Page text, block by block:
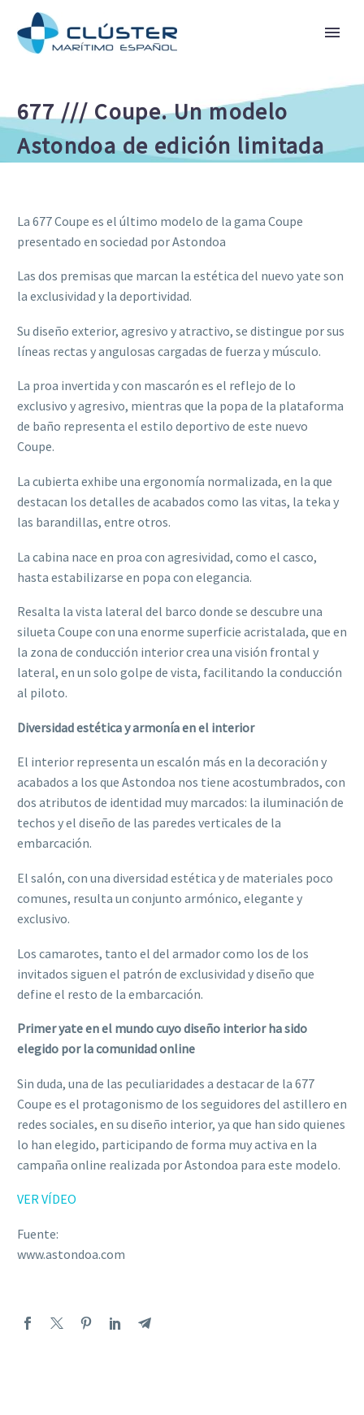
677 /// Coupe. Un modelo
Astondoa de edición limitada
La 677 Coupe es el último modelo de la gama Coupe
presentado en sociedad por Astondoa
Las dos premisas que marcan la estética del nuevo yate son
la exclusividad y la deportividad.
Su diseño exterior, agresivo y atractivo, se distingue por sus
líneas rectas y angulosas cargadas de fuerza y músculo.
La proa invertida y con mascarón es el reflejo de lo
exclusivo y agresivo, mientras que la popa de la plataforma
de baño representa el estilo deportivo de este nuevo
Coupe.
La cubierta exhibe una ergonomía normalizada, en la que
destacan los detalles de acabados como las vitas, la teka y
las barandillas, entre otros.
La cabina nace en proa con agresividad, como el casco,
hasta estabilizarse en popa con elegancia.
Resalta la vista lateral del barco donde se descubre una
silueta Coupe con una enorme superficie acristalada, que en
la zona de conducción interior crea una visión frontal y
lateral, en un solo golpe de vista, facilitando la conducción
al piloto.
Diversidad estética y armonía en el interior
El interior representa un escalón más en la decoración y
acabados a los que Astondoa nos tiene acostumbrados, con
dos atributos de identidad muy marcados: la iluminación de
techos y el diseño de las paredes verticales de la
embarcación.
El salón, con una diversidad estética y de materiales poco
comunes, resulta un conjunto armónico, elegante y
exclusivo.
Los camarotes, tanto el del armador como los de los
invitados siguen el patrón de exclusividad y diseño que
define el resto de la embarcación.
Primer yate en el mundo cuyo diseño interior ha sido
elegido por la comunidad online
Sin duda, una de las peculiaridades a destacar de la 677
Coupe es el protagonismo de los seguidores del astillero en
redes sociales, en su diseño interior, ya que han sido quienes
lo han elegido, participando de forma muy activa en la
campaña online realizada por Astondoa para este modelo.
VER VÍDEO
Fuente:
www.astondoa.com